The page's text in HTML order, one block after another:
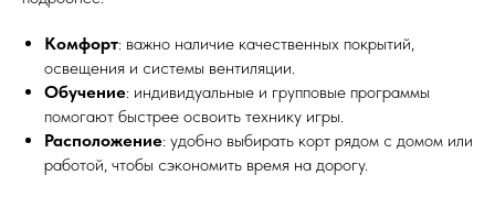
Комфорт: важно наличие качественных покрытий,
освещения и системы вентиляции.
Обучение: индивидуальные и групповые программы
помогают быстрее освоить технику игры.
Расположение: удобно выбирать корт рядом с домом или
работой, чтобы сэкономить время на дорогу.